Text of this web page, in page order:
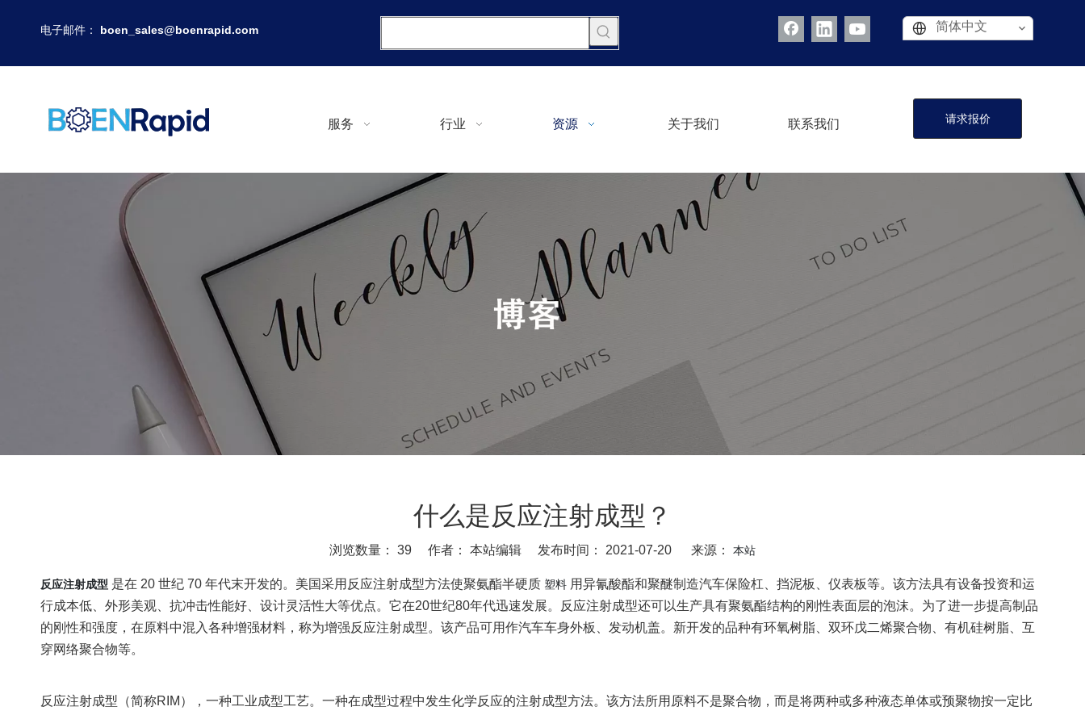
电子邮件： boen_sales@boenrapid.com 简体中文
服务 行业 资源 关于我们 联系我们 请求报价
什么是反应注射成型？
浏览数量： 39 作者： 本站编辑 发布时间： 2021-07-20 来源： 本站
反应注射成型 是在 20 世纪 70 年代末开发的。美国采用反应注射成型方法使聚氨酯半硬质 塑料 用异氰酸酯和聚醚制造汽车保险杠、挡泥板、仪表板等。该方法具有设备投资和运
行成本低、外形美观、抗冲击性能好、设计灵活性大等优点。它在20世纪80年代迅速发展。反应注射成型还可以生产具有聚氨酯结构的刚性表面层的泡沫。为了进一步提高制品
的刚性和强度，在原料中混入各种增强材料，称为增强反应注射成型。该产品可用作汽车车身外板、发动机盖。新开发的品种有环氧树脂、双环戊二烯聚合物、有机硅树脂、互
穿网络聚合物等。
反应注射成型（简称RIM），一种工业成型工艺。一种在成型过程中发生化学反应的注射成型方法。该方法所用原料不是聚合物，而是将两种或多种液态单体或预聚物按一定比